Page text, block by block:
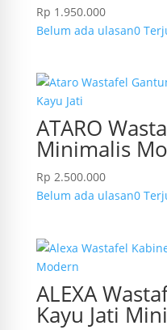
Rp 1.950.000
Belum ada ulasan0
ATARO
Minimalis
Rp 2.500.000
Belum ada ulasan0
ALEXA
Kayu Jati